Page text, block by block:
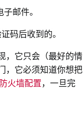
邮件。
码后收到的。
，它只会（最好的情
，它必须知道你想把
火墙配置，一旦完